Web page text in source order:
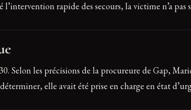
rapide des secours, la victime n’a pas
Selon les précisions de la procureure de Gap,
elle avait été prise en charge en état